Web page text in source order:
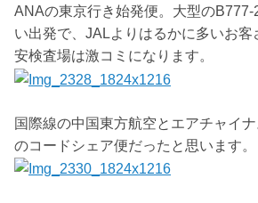
ANAの東京行き始発便。大型の
い出発で、JALよりはるかに多いお客
安検査場は激コミになります。
国際線の中国東方航空とエアチャイ
のコードシェア便だったと思います。